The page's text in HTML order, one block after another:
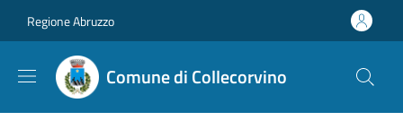
Regione Abruzzo
Comune di Collecorvino